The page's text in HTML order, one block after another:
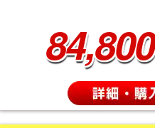
84,800